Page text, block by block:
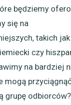
będziemy
się na
takich jak
czy
na bardziej
mogą
grupę